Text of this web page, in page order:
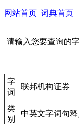
网站首页 词典首页
请输入您要查询的字
字
词
联邦机构证券
类
别
中英文字词句